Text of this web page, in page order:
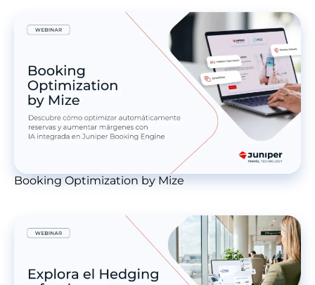
Booking Optimization by Mize